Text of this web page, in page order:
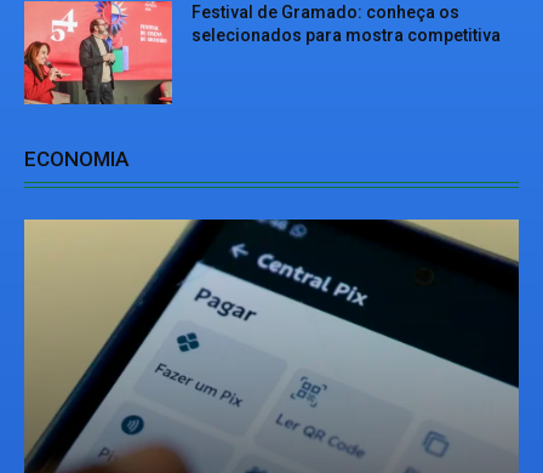
Festival de Gramado: conheça os
selecionados para mostra competitiva
ECONOMIA